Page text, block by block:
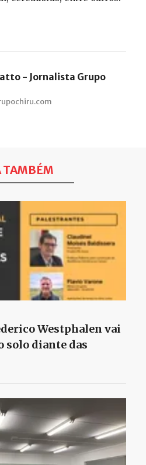
- Jornalista Grupo
TAMBÉM
Westphalen vai
solo diante das